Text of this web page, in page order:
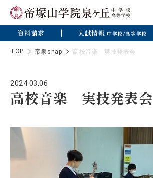
資料請求 入試情報 中学校/高等学校
TOP 帝泉snap 高校音楽 実技発表会
2024.03.06
高校音楽 実技発表会